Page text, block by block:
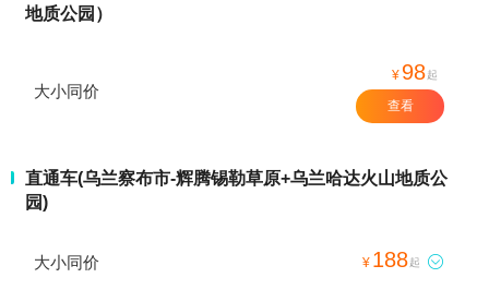
地质公园）
大小同价
¥ 98起
查看
直通车(乌兰察布市-辉腾锡勒草原+乌兰哈达火山地质公
园)
大小同价 ¥ 188起 